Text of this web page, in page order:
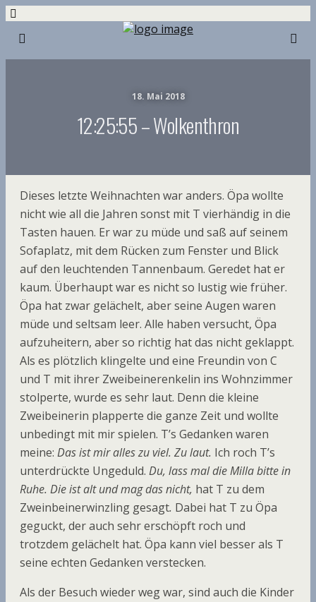
18. Mai 2018
12:25:55 – Wolkenthron
Dieses letzte Weihnachten war anders. Öpa wollte
nicht wie all die Jahren sonst mit T vierhändig in die
Tasten hauen. Er war zu müde und saß auf seinem
Sofaplatz, mit dem Rücken zum Fenster und Blick
auf den leuchtenden Tannenbaum. Geredet hat er
kaum. Überhaupt war es nicht so lustig wie früher.
Öpa hat zwar gelächelt, aber seine Augen waren
müde und seltsam leer. Alle haben versucht, Öpa
aufzuheitern, aber so richtig hat das nicht geklappt.
Als es plötzlich klingelte und eine Freundin von C
und T mit ihrer Zweibeinerenkelin ins Wohnzimmer
stolperte, wurde es sehr laut. Denn die kleine
Zweibeinerin plapperte die ganze Zeit und wollte
unbedingt mit mir spielen. T’s Gedanken waren
meine: Das ist mir alles zu viel. Zu laut. Ich roch T’s
unterdrückte Ungeduld. Du, lass mal die Milla bitte in
Ruhe. Die ist alt und mag das nicht, hat T zu dem
Zweinbeinerwinzling gesagt. Dabei hat T zu Öpa
geguckt, der auch sehr erschöpft roch und
trotzdem gelächelt hat. Öpa kann viel besser als T
seine echten Gedanken verstecken.
Als der Besuch wieder weg war, sind auch die Kinder